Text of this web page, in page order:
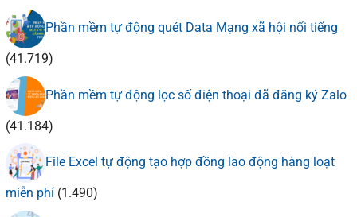
Phần mềm tự động quét Data Mạng xã hội nổi tiếng
(41.719)
Phần mềm tự động lọc số điện thoại đã đăng ký Zalo
(41.184)
File Excel tự động tạo hợp đồng lao động hàng loạt
miễn phí (1.490)